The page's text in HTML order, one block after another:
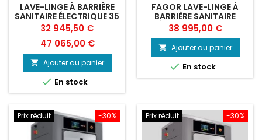
LAVE-LINGE À BARRIÈRE
SANITAIRE ÉLECTRIQUE 35
KG FAGOR
Prix
32 945,50 €Prix
de
base
47 065,00 €
 Ajouter au panier
 En stock
FAGOR LAVE-LINGE À
BARRIÈRE SANITAIRE
ÉLECTRIQUE 27 KG
Prix
38 995,00 €
 Ajouter au panier
 En stock
-30%
Prix réduit -30%
Prix réduit